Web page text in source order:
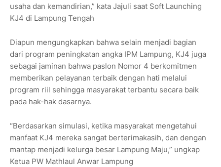
usaha dan kemandirian,” kata Jajuli saat Soft Launching
KJ4 di Lampung Tengah
Diapun mengungkapkan bahwa selain menjadi bagian
dari program peningkatan angka IPM Lampung, KJ4 juga
sebagai jaminan bahwa paslon Nomor 4 berkomitmen
memberikan pelayanan terbaik dengan hati melalui
program riil sehingga masyarakat terbantu secara baik
pada hak-hak dasarnya.
“Berdasarkan simulasi, ketika masyarakat mengetahui
manfaat KJ4 mereka sangat berterimakasih, dan dengan
mantap menjadi kelurga besar Lampung Maju,” ungkap
Ketua PW Mathlaul Anwar Lampung